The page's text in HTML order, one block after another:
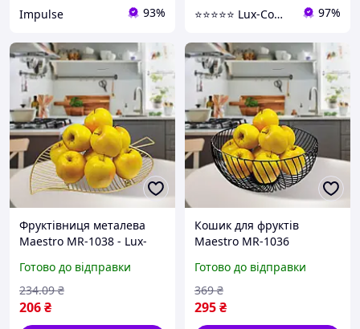
Impulse 93% ⭐️⭐️⭐️⭐️⭐️ Lux-Comfort.Com.Ua - Ваш комфортний побут! 97%
Фруктівниця металева
Maestro MR-1038 - Lux-
Готово до відправки
206₴
234.09 ₴
Кошик для фруктів
Maestro MR-1036
barca
Готово до відправки
295₴
369 ₴